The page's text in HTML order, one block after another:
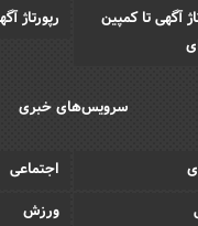
آگهی تا کمپین
رپورتاژ
سرویس‌های خبری
اجتماعی
ورزش